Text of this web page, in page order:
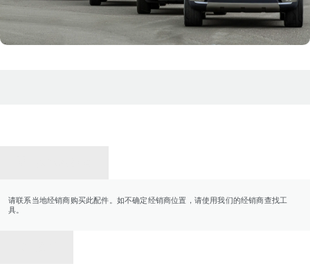
请联系当地经销商购买此配件。如不确定经销商位置，请使用我们的经销商查找工
具。